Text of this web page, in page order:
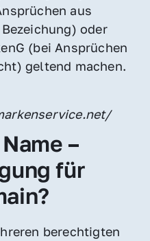
aus
oder
(bei Ansprüchen
geltend machen.
–
für
berechtigten